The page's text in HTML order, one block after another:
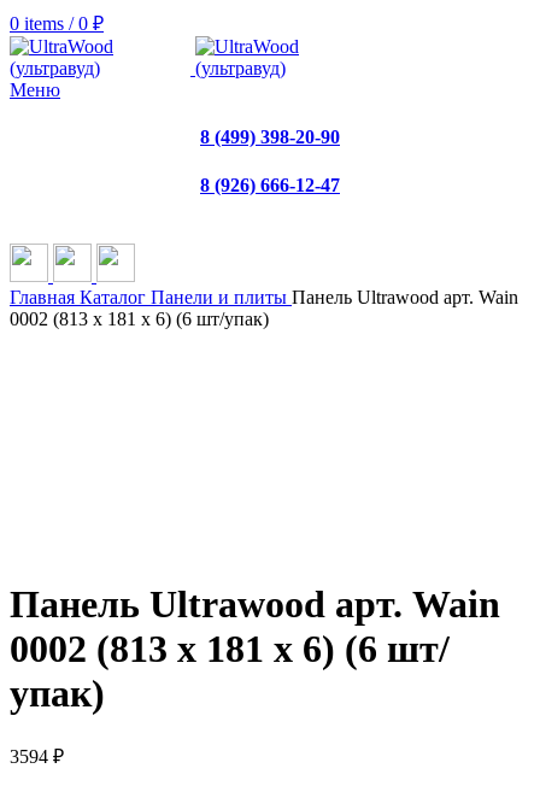
0 items / 0 ₽
Меню
8 (499) 398-20-90
8 (926) 666-12-47
Главная Каталог Панели и плиты Панель Ultrawood арт. Wain
0002 (813 х 181 х 6) (6 шт/упак)
Панель Ultrawood арт. Wain
0002 (813 х 181 х 6) (6 шт/
упак)
3594 ₽